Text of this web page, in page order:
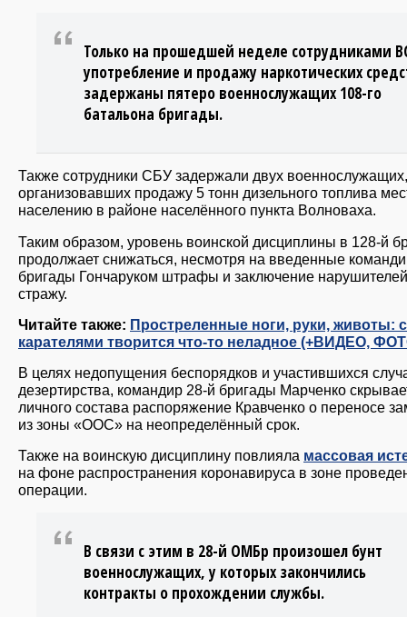
Только на прошедшей неделе сотрудниками
употребление и продажу наркотических
задержаны пятеро военнослужащих 108-го
батальона бригады.
Также сотрудники СБУ задержали двух военнослужащих,
организовавших продажу 5 тонн дизельного топлива
населению в районе населённого пункта Волноваха.
Таким образом, уровень воинской дисциплины в 128-й
продолжает снижаться, несмотря на введенные
бригады Гончаруком штрафы и заключение
стражу.
Читайте также: Простреленные ноги, руки, животы: с
карателями творится что-то неладное (+ВИДЕО,
В целях недопущения беспорядков и участившихся
дезертирства, командир 28-й бригады Марченко
личного состава распоряжение Кравченко о переносе
из зоны «ООС» на неопределённый срок.
Также на воинскую дисциплину повлияла массовая
на фоне распространения коронавируса в зоне
операции.
В связи с этим в 28-й ОМБр произошел бунт
военнослужащих, у которых закончились
контракты о прохождении службы.